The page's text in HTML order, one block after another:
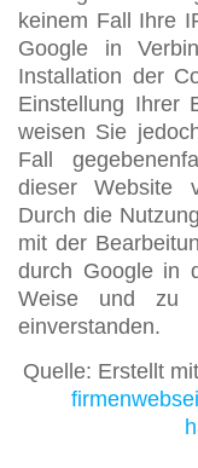
keinem Fall Ihre
Google in
Installation der
Einstellung Ihrer
weisen Sie
Fall
dieser Website
Durch die
mit der
durch Google in
Weise und zu
einverstanden.
Quelle: Erstellt